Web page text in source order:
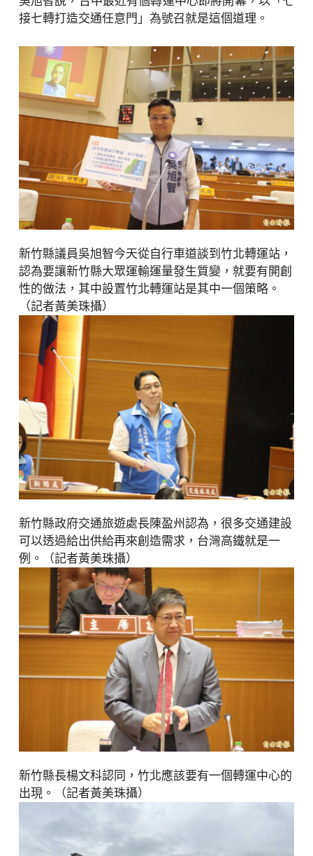
接七轉打造交通任意門」為號召就是這個道理。
新竹縣議員吳旭智今天從自行車道談到竹北轉運站，
認為要讓新竹縣大眾運輸運量發生質變，就要有開創
性的做法，其中設置竹北轉運站是其中一個策略。
（記者黃美珠攝）
新竹縣政府交通旅遊處長陳盈州認為，很多交通建設
可以透過給出供給再來創造需求，台灣高鐵就是一
例。（記者黃美珠攝）
新竹縣長楊文科認同，竹北應該要有一個轉運中心的
出現。（記者黃美珠攝）